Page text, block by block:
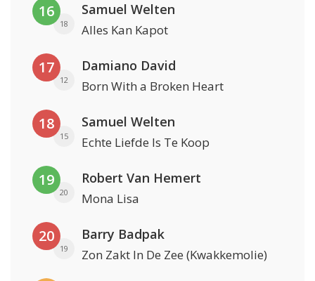
16
18
Samuel Welten
Alles Kan Kapot
17
12
Damiano David
Born With a Broken Heart
18
15
Samuel Welten
Echte Liefde Is Te Koop
19
20
Robert Van Hemert
Mona Lisa
20
19
Barry Badpak
Zon Zakt In De Zee (Kwakkemolie)